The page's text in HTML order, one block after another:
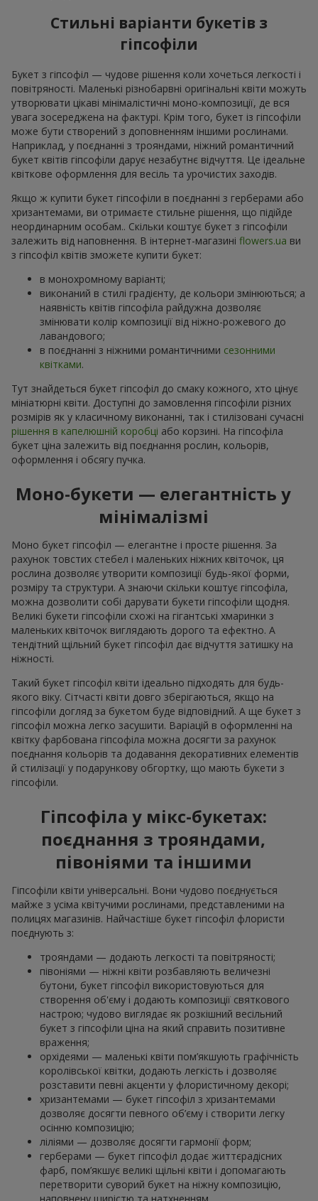
Стильні варіанти букетів з
гіпсофіли
Букет з гіпсофіл — чудове рішення коли хочеться легкості і
повітряності. Маленькі різнобарвні оригінальні квіти можуть
утворювати цікаві мінімалістичні моно-композиції, де вся
увага зосереджена на фактурі. Крім того, букет із гіпсофіли
може бути створений з доповненням іншими рослинами.
Наприклад, у поєднанні з трояндами, ніжний романтичний
букет квітів гіпсофіли дарує незабутнє відчуття. Це ідеальне
квіткове оформлення для весіль та урочистих заходів.
Якщо ж купити букет гіпсофіли в поєднанні з герберами або
хризантемами, ви отримаєте стильне рішення, що підійде
неординарним особам.. Скільки коштує букет з гіпсофіли
залежить від наповнення. В інтернет-магазині flowers.ua ви
з гіпсофіл квітів зможете купити букет:
в монохромному варіанті;
виконаний в стилі градієнту, де кольори змінюються; а
наявність квітів гіпсофіла райдужна дозволяє
змінювати колір композиції від ніжно-рожевого до
лавандового;
в поєднанні з ніжними романтичними сезонними
квітками.
Тут знайдеться букет гіпсофіл до смаку кожного, хто цінує
мініатюрні квіти. Доступні до замовлення гіпсофіли різних
розмірів як у класичному виконанні, так і стилізовані сучасні
рішення в капелюшній коробці або корзині. На гіпсофіла
букет ціна залежить від поєднання рослин, кольорів,
оформлення і обсягу пучка.
Моно-букети — елегантність у
мінімалізмі
Моно букет гіпсофіл — елегантне і просте рішення. За
рахунок товстих стебел і маленьких ніжних квіточок, ця
рослина дозволяє утворити композиції будь-якої форми,
розміру та структури. А знаючи скільки коштує гіпсофіла,
можна дозволити собі дарувати букети гіпсофіли щодня.
Великі букети гіпсофіли схожі на гігантські хмаринки з
маленьких квіточок виглядають дорого та ефектно. А
тендітний щільний букет гіпсофіл дає відчуття затишку на
ніжності.
Такий букет гіпсофіл квіти ідеально підходять для будь-
якого віку. Сітчасті квіти довго зберігаються, якщо на
гіпсофіли догляд за букетом буде відповідний. А ще букет з
гіпсофіл можна легко засушити. Варіацій в оформленні на
квітку фарбована гіпсофіла можна досягти за рахунок
поєднання кольорів та додавання декоративних елементів
й стилізації у подарункову обгортку, що мають букети з
гіпсофіли.
Гіпсофіла у мікс-букетах:
поєднання з трояндами,
півоніями та іншими
Гіпсофіли квіти універсальні. Вони чудово поєднується
майже з усіма квітучими рослинами, представленими на
полицях магазинів. Найчастіше букет гіпсофіл флористи
поєднують з:
трояндами — додають легкості та повітряності;
півоніями — ніжні квіти розбавляють величезні
бутони, букет гіпсофіл використовуються для
створення об'єму і додають композиції святкового
настрою; чудово виглядає як розкішний весільний
букет з гіпсофіли ціна на який справить позитивне
враження;
орхідеями — маленькі квіти пом’якшують графічність
королівської квітки, додають легкість і дозволяє
розставити певні акценти у флористичному декорі;
хризантемами — букет гіпсофіл з хризантемами
дозволяє досягти певного об’єму і створити легку
осінню композицію;
ліліями — дозволяє досягти гармонії форм;
герберами — букет гіпсофіл додає життєрадісних
фарб, пом’якшує великі щільні квіти і допомагають
перетворити суворий букет на ніжну композицію,
наповнену щирістю та натхненням.